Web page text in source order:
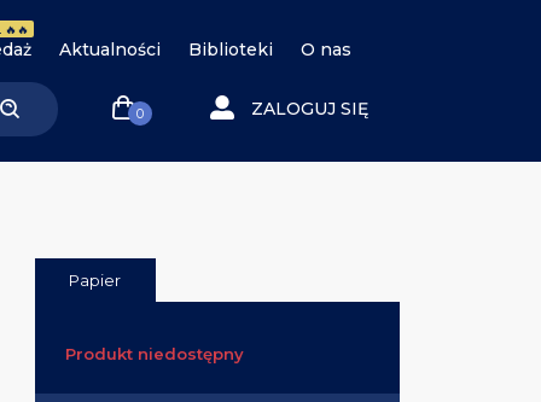
🔥🔥
Aktualności Biblioteki O nas
0 ZALOGUJ SIĘ
Papier
Produkt niedostępny